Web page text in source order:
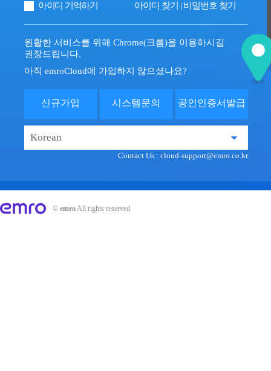
아이디 기억하기 아이디 찾기 | 비밀번호 찾기
원활한 서비스를 위해 Chrome(크롬)을 이용하시길
권장드립니다.
아직 emroCloud에 가입하지 않으셨나요?
신규가입 시스템문의 공인인증서발급
Contact Us : cloud-support@emro.co.kr
© emroAll rights reserved